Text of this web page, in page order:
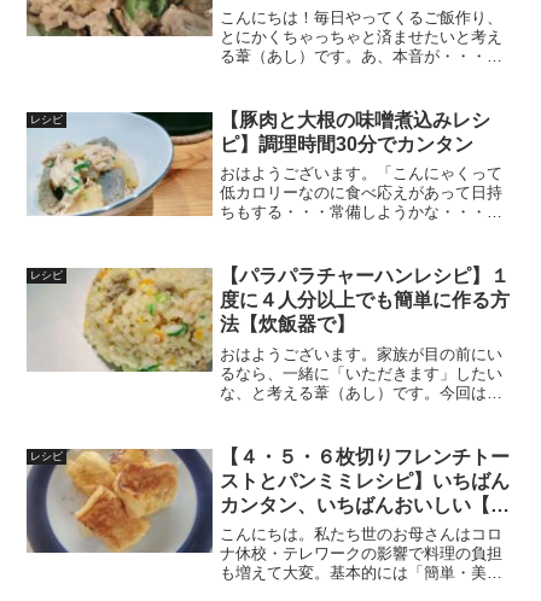
マンやキャベツなど
こんにちは！毎日やってくるご飯作り、
とにかくちゃっちゃと済ませたいと考え
る葦（あし）です。あ、本音が・・・
のもと、覚えやすいシンプルなレシピを
紹介します。調味料の比率ご...
レシピ
【豚肉と大根の味噌煮込みレシ
ピ】調理時間30分でカンタン
おはようございます。「こんにゃくって
低カロリーなのに食べ応えがあって日持
ちもする・・・常備しようかな・・・」
ゃくも活用した、豚肉と大根の味噌煮込
みです。調味料の割合酒２...
レシピ
【パラパラチャーハンレシピ】１
度に４人分以上でも簡単に作る方
法【炊飯器で】
おはようございます。家族が目の前にい
るなら、一緒に「いただきます」したい
な、と考える葦（あし）です。今回は炊
を普通の水加減200mlで炊飯すると→ご飯
約350ｇ、お茶碗...
レシピ
【４・５・６枚切りフレンチトー
ストとパンミミレシピ】いちばん
カンタン、いちばんおいしい【実
験あり】
こんにちは。私たち世のお母さんはコロ
ナ休校・テレワークの影響で料理の負担
も増えて大変。基本的には「簡単・美味